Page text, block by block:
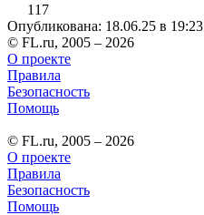
117
Опубликована: 18.06.25 в 19:23
© FL.ru, 2005 – 2026
О проекте
Правила
Безопасность
Помощь
© FL.ru, 2005 – 2026
О проекте
Правила
Безопасность
Помощь